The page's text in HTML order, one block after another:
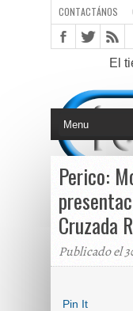
CONTACTÁNOS
El
Perico:
Cruzada
Publicado el
Pin It